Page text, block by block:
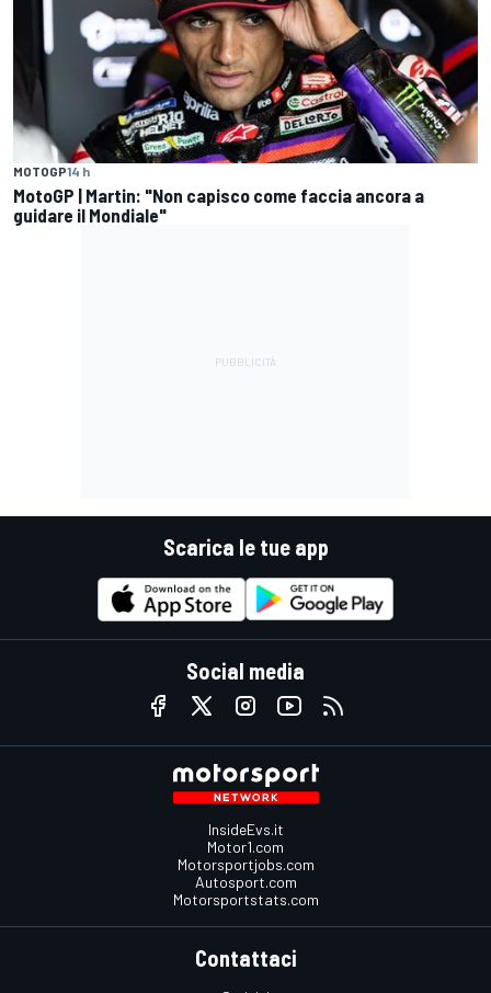
MOTOGP14 h
MotoGP | Martin: "Non capisco come faccia ancora a
guidare il Mondiale"
Scarica le tue app
Social media
InsideEvs.it
Motor1.com
Motorsportjobs.com
Autosport.com
Motorsportstats.com
Contattaci